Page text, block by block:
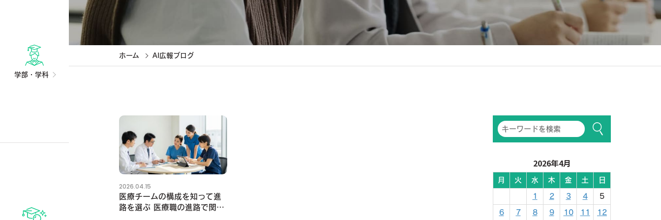
学部・学科
ホーム AI広報ブログ
2026.04.15
医療チームの構成を知って進
路を選ぶ 医療職の進路で関わ
2026年4月
月 火 水 木 金 土 日
1 2 3 4 5
6 7 8 9 10 11 12